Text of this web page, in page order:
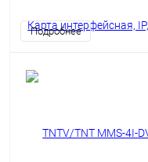
xxxxSISL)
Подробнее